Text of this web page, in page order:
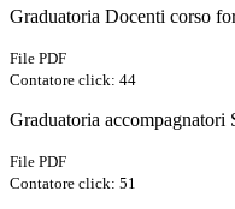
Graduatoria Docenti corso
File PDF
Contatore click: 44
Graduatoria
File PDF
Contatore click: 51